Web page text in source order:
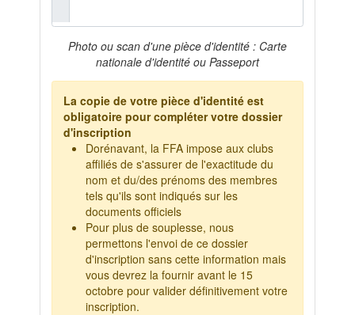
Photo ou scan d'une pièce d'identité : Carte
nationale d'identité ou Passeport
La copie de votre pièce d'identité est
obligatoire pour compléter votre dossier
d'inscription
Dorénavant, la FFA impose aux clubs
affiliés de s'assurer de l'exactitude du
nom et du/des prénoms des membres
tels qu'ils sont indiqués sur les
documents officiels
Pour plus de souplesse, nous
permettons l'envoi de ce dossier
d'inscription sans cette information mais
vous devrez la fournir avant le 15
octobre pour valider définitivement votre
inscription.